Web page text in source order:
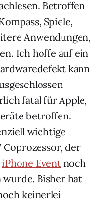
Betroffen
Spiele,
Anwendungen,
Ich hoffe auf ein
kann
fatal für Apple,
betroffen.
wichtige
Coprozessor, der
iPhone Eventnoch
Bisher hat
keinerlei